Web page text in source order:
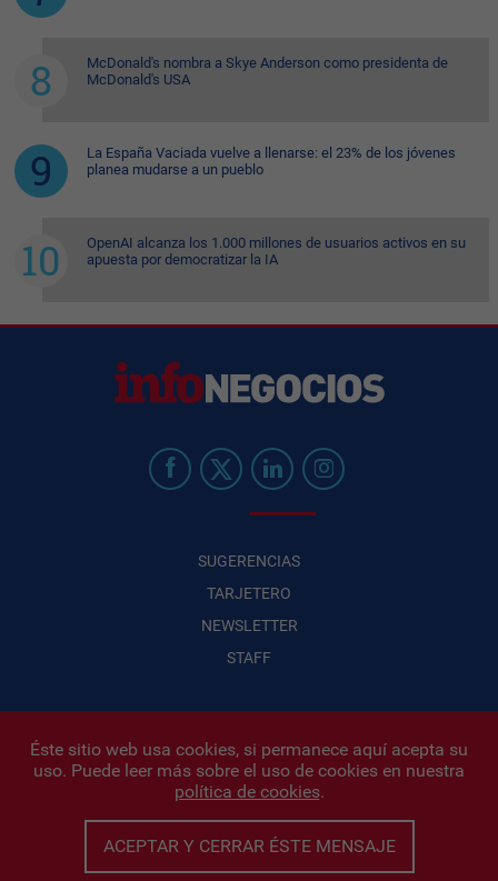
McDonald's nombra a Skye Anderson como presidenta de
McDonald's USA
La España Vaciada vuelve a llenarse: el 23% de los jóvenes
planea mudarse a un pueblo
OpenAI alcanza los 1.000 millones de usuarios activos en su
apuesta por democratizar la IA
SUGERENCIAS
TARJETERO
NEWSLETTER
STAFF
Infonegocios 2026| INFONEGOCIOS S.A. · CUIT: 30710438486 |
Políticas de Privacidad|Protección de datos personales
Iñigo Biain
Este sitio esta protegido por Google reCAPTCHA y conPolíticas de
privacidad de GoogleyTerminos del servicioaplicados.
Éste sitio web usa cookies, si permanece aquí acepta su
uso. Puede leer más sobre el uso de cookies en nuestra
política de cookies.
ACEPTAR Y CERRAR ÉSTE MENSAJE